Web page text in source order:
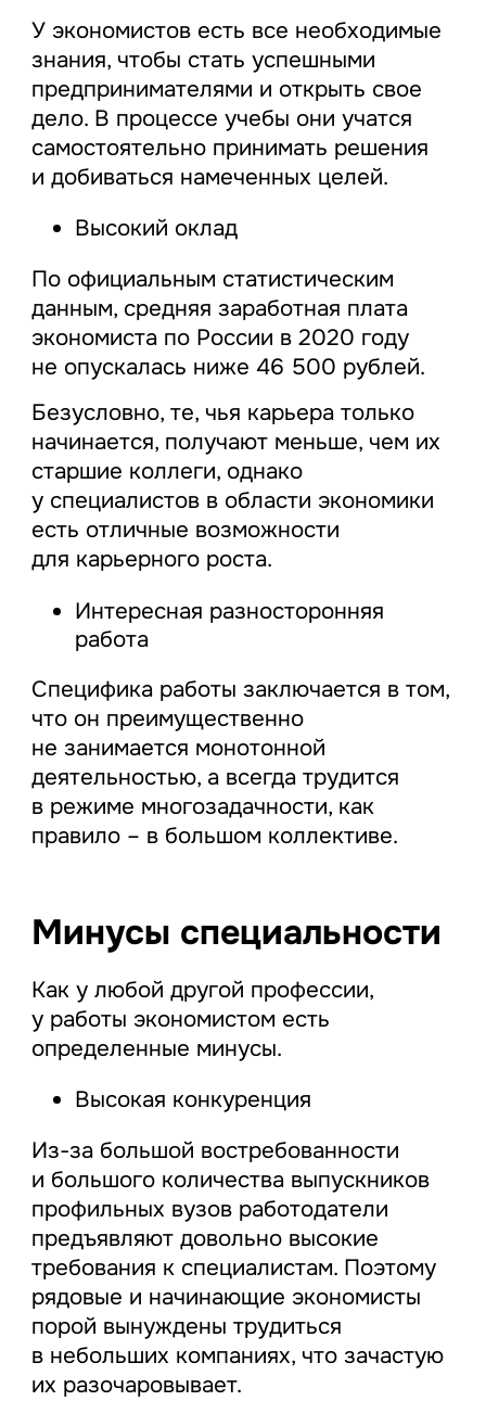
У экономистов есть все необходимые
знания, чтобы стать успешными
предпринимателями и открыть свое
дело. В процессе учебы они учатся
самостоятельно принимать решения
и добиваться намеченных целей.
Высокий оклад
По официальным статистическим
данным, средняя заработная плата
экономиста по России в 2020 году
не опускалась ниже 46 500 рублей.
Безусловно, те, чья карьера только
начинается, получают меньше, чем их
старшие коллеги, однако
у специалистов в области экономики
есть отличные возможности
для карьерного роста.
Интересная разносторонняя
работа
Специфика работы заключается в том,
что он преимущественно
не занимается монотонной
деятельностью, а всегда трудится
в режиме многозадачности, как
правило – в большом коллективе.
Минусы специальности
Как у любой другой профессии,
у работы экономистом есть
определенные минусы.
Высокая конкуренция
Из-за большой востребованности
и большого количества выпускников
профильных вузов работодатели
предъявляют довольно высокие
требования к специалистам. Поэтому
рядовые и начинающие экономисты
порой вынуждены трудиться
в небольших компаниях, что зачастую
их разочаровывает.